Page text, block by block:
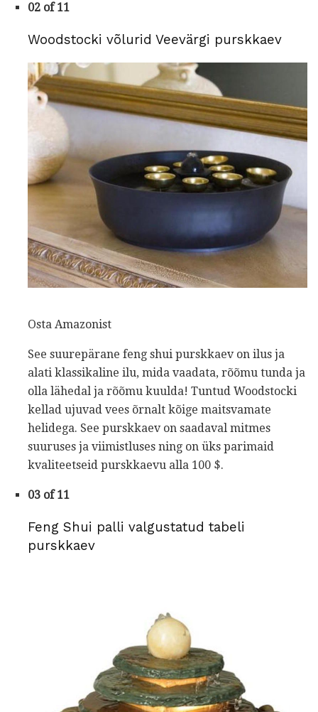
02 of 11
Woodstocki võlurid Veevärgi purskkaev
Osta Amazonist
See suurepärane feng shui purskkaev on ilus ja
alati klassikaline ilu, mida vaadata, rõõmu tunda ja
olla lähedal ja rõõmu kuulda! Tuntud Woodstocki
kellad ujuvad vees õrnalt kõige maitsvamate
helidega. See purskkaev on saadaval mitmes
suuruses ja viimistluses ning on üks parimaid
kvaliteetseid purskkaevu alla 100 $.
03 of 11
Feng Shui palli valgustatud tabeli
purskkaev